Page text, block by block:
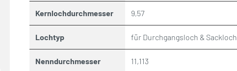
Kernlochdurchmesser 9,57
Lochtyp für Durchgangsloch & Sackloch
Nenndurchmesser 11,113